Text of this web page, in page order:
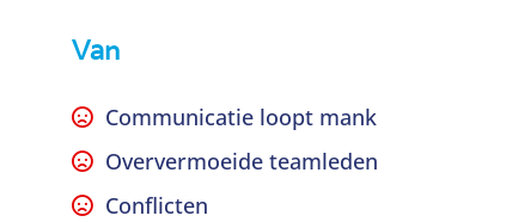
Van
Communicatie loopt mank
Oververmoeide teamleden
Conflicten